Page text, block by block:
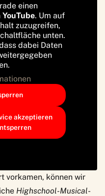
einen
YouTube. Um auf
zuzugreifen,
unten.
dabei Daten
akzeptieren
vorkamen, können wir
Highschool-Musical-